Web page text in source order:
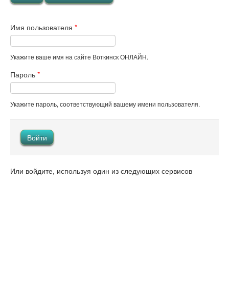
Имя пользователя *
Укажите ваше имя на сайте Воткинск ОНЛАЙН.
Пароль *
Укажите пароль, соответствующий вашему имени пользователя.
Или войдите, используя один из следующих сервисов